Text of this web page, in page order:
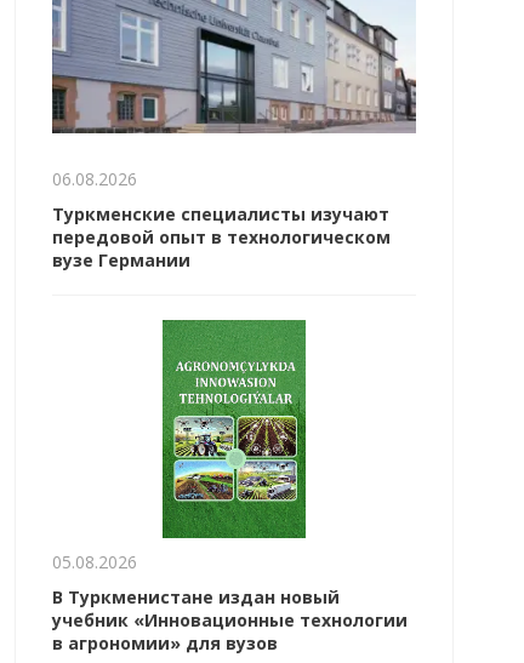
06.08.2026
Туркменские специалисты изучают
передовой опыт в технологическом
вузе Германии
05.08.2026
В Туркменистане издан новый
учебник «Инновационные технологии
в агрономии» для вузов